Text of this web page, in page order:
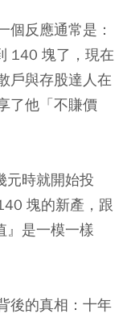
個反應通常是：
140 塊了，現在
戶與存股達人在
了他「不賺價
元時就開始投
塊的新產，跟
』是一模一樣
後的真相：十年